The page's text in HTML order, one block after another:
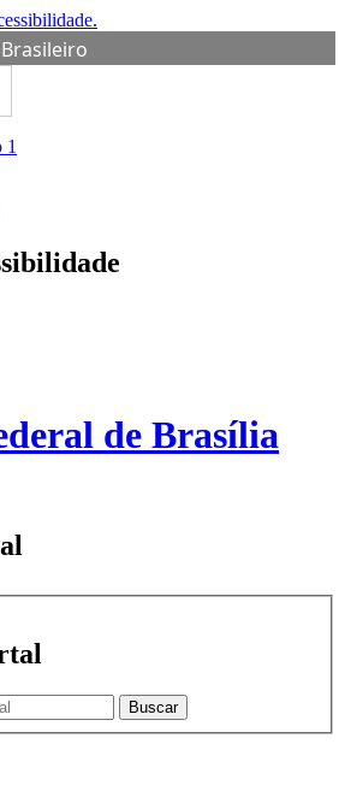
1
de Brasília
Buscar